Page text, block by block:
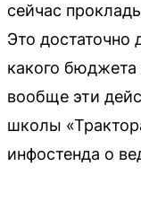
сейчас
Это достаточно
какого
вообще эти
школы
инфостенда о